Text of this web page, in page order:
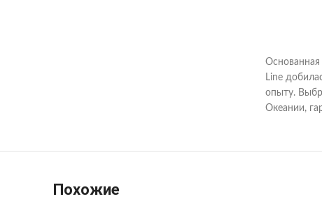
Line
опыту.
Океании,
Похожие